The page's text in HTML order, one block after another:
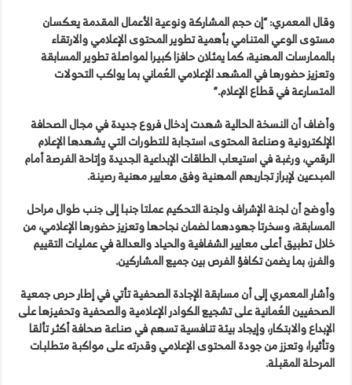
وقال المعمري: “إن حجم المشاركة ونوعية الأعمال المقدمة يعكسان
مستوى الوعي المتنامي بأهمية تطوير المحتوى الإعلامي والارتقاء
بالممارسات المهنية، كما يمثلان حافزا كبيرا لمواصلة تطوير المسابقة
وتعزيز حضورها في المشهد الإعلامي العُماني بما يواكب التحولات
المتسارعة في قطاع الإعلام.”
وأضاف أن النسخة الحالية شهدت إدخال فروع جديدة في مجال الصحافة
الإلكترونية وصناعة المحتوى، استجابة للتطورات التي يشهدها الإعلام
الرقمي، ورغبة في استيعاب الطاقات الإبداعية الجديدة وإتاحة الفرصة أمام
المبدعين لإبراز تجاربهم المهنية وفق معايير مهنية رصينة.
وأوضح أن لجنة الإشراف ولجنة التحكيم عملتا جنبا إلى جنب طوال مراحل
المسابقة، وسخرتا جهودهما لضمان نجاحها وتعزيز حضورها الإعلامي، من
خلال تطبيق أعلى معايير الشفافية والحياد والعدالة في عمليات التقييم
والفرز، بما يضمن تكافؤ الفرص بين جميع المشاركين.
وأشار المعمري إلى أن مسابقة الإجادة الصحفية تأتي في إطار حرص جمعية
الصحفيين العُمانية على تشجيع الكوادر الإعلامية والصحفية وتحفيزها على
الإبداع والابتكار، وإيجاد بيئة تنافسية تسهم في صناعة صحافة أكثر تألقا
وتأثيرا، وتعزز من جودة المحتوى الإعلامي وقدرته على مواكبة متطلبات
المرحلة المقبلة.